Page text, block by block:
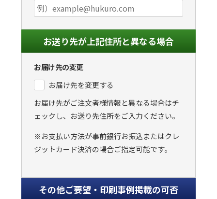
お送り先が上記住所と異なる場合
お届け先の変更
お届け先を変更する
お届け先がご注文者様情報と異なる場合はチ
ェックし、お送り先住所をご入力ください。
※お支払い方法が事前銀行お振込またはクレ
ジットカード決済の場合ご指定可能です。
その他ご要望・印刷事例掲載の可否